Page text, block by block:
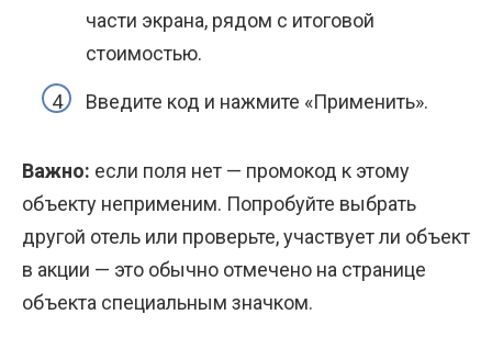
части экрана, рядом с итоговой
стоимостью.
Введите код и нажмите «Применить».
Важно: если поля нет — промокод к этому
объекту неприменим. Попробуйте выбрать
другой отель или проверьте, участвует ли объект
в акции — это обычно отмечено на странице
объекта специальным значком.